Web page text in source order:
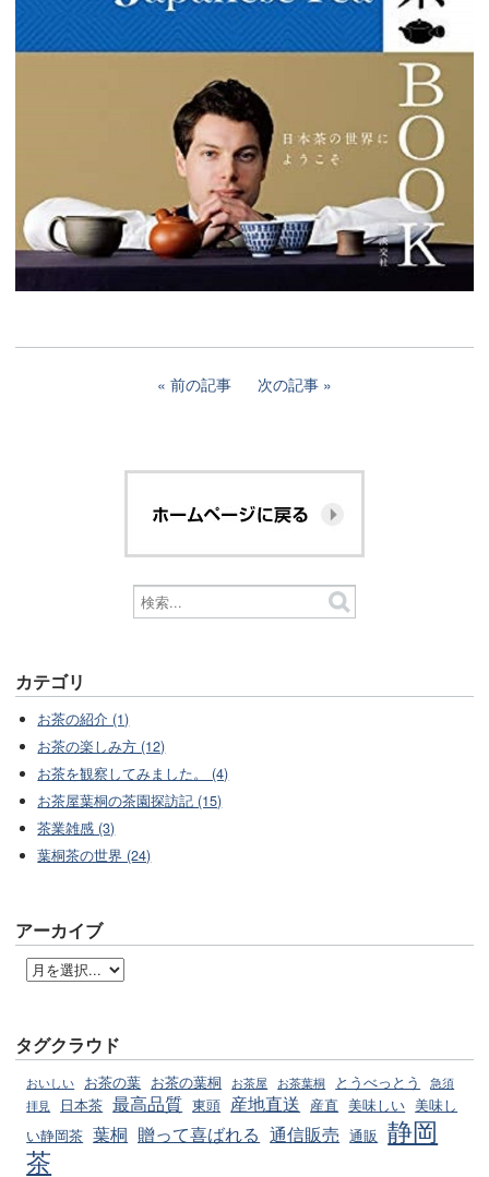
前の記事 次の記事
カテゴリ
お茶の紹介 (1)
お茶の楽しみ方 (12)
お茶を観察してみました。 (4)
お茶屋葉桐の茶園探訪記 (15)
茶業雑感 (3)
葉桐茶の世界 (24)
アーカイブ
タグクラウド
おいしい お茶の葉 お茶の葉桐 お茶屋 お茶葉桐 とうべっとう
急須
拝見
日本茶 最高品質 東頭 産地直送 産直 美味しい 美味し
い静岡茶 葉桐 贈って喜ばれる 通信販売 通販 静岡
茶